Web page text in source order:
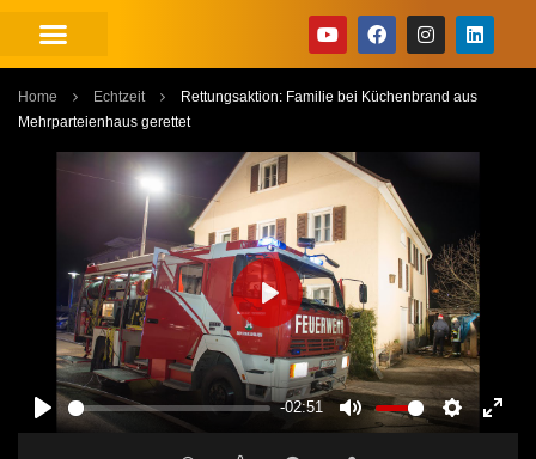
Home Echtzeit
Rettungsaktion: Familie bei Küchenbrand aus
Mehrparteienhaus gerettet
PLAY
-02:51
MUTE SETTINGS
PLAY